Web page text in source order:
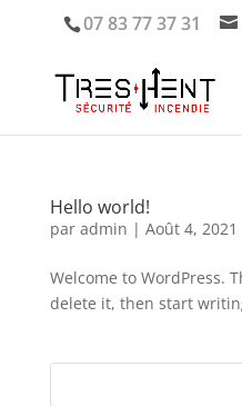
07 83 77 37 31
Hello world!
par admin | Août 4, 2021
Welcome to WordPress.
delete it, then start